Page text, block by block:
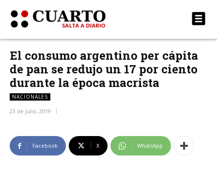
El consumo argentino per cápita
de pan se redujo un 17 por ciento
durante la época macrista
NACIONALES
23 de julio, 2019
Facebook X WhatsApp